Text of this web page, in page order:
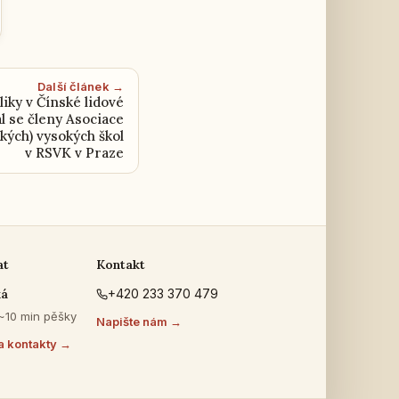
Další článek →
v Čínské lidové
se členy Asociace
vysokých škol
v RSVK v Praze
min pěšky
kontakty →
Kontakt
+420 233 370 479
Napište nám →